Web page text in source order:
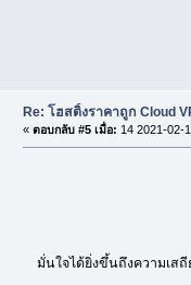
Re: โฮสติ้งราคาถูก Cloud
« ตอบกลับ #5 เมื่อ: 14 2021-02-
มั่นใจได้ยิ่งขึ้นถึงความเส